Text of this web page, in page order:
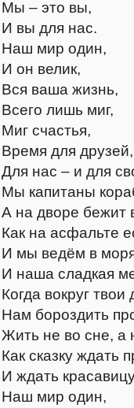
Мы – это вы,
И вы для нас.
Наш мир один,
И он велик,
Вся ваша жизнь,
Всего лишь миг,
Миг счастья,
Время для друзей,
Для нас – и для
Мы капитаны
А на дворе бежит
Как на асфальте
И мы ведём в
И наша сладкая
Когда вокруг твои
Нам бороздить
Жить не во сне, а
Как сказку ждать
И ждать
Наш мир один,